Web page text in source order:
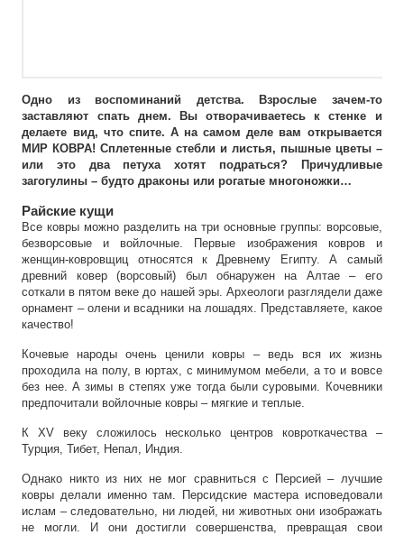
Одно из воспоминаний детства. Взрослые зачем-то
заставляют спать днем. Вы отворачиваетесь к стенке и
делаете вид, что спите. А на самом деле вам открывается
МИР КОВРА! Сплетенные стебли и листья, пышные цветы –
или это два петуха хотят подраться? Причудливые
загогулины – будто драконы или рогатые многоножки…
Райские кущи
Все ковры можно разделить на три основные группы: ворсовые,
безворсовые и войлочные. Первые изображения ковров и
женщин-ковровщиц относятся к Древнему Египту. А самый
древний ковер (ворсовый) был обнаружен на Алтае – его
соткали в пятом веке до нашей эры. Археологи разглядели даже
орнамент – олени и всадники на лошадях. Представляете, какое
качество!
Кочевые народы очень ценили ковры – ведь вся их жизнь
проходила на полу, в юртах, с минимумом мебели, а то и вовсе
без нее. А зимы в степях уже тогда были суровыми. Кочевники
предпочитали войлочные ковры – мягкие и теплые.
К XV веку сложилось несколько центров ковроткачества –
Турция, Тибет, Непал, Индия.
Однако никто из них не мог сравниться с Персией – лучшие
ковры делали именно там. Персидские мастера исповедовали
ислам – следовательно, ни людей, ни животных они изображать
не могли. И они достигли совершенства, превращая свои